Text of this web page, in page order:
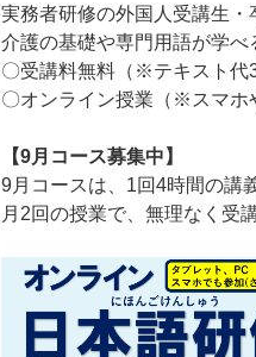
実務者研修の外国人受講生・
介護の基礎や専門用語が学べ
〇受講料無料（※テキスト代
〇オンライン授業（※スマホ
【9月コース募集中】
9月コースは、1回4時間の講
月2回の授業で、無理なく受